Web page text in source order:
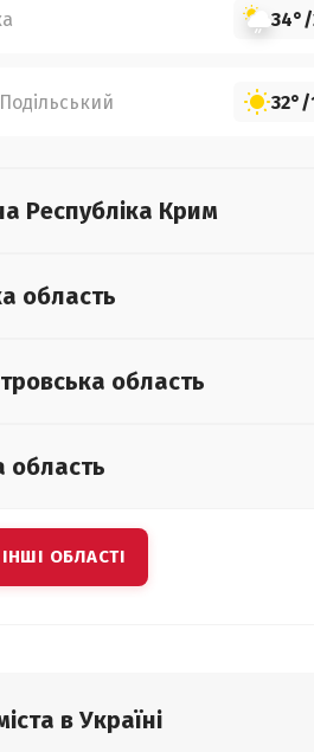
34°/
32°/
Республіка Крим
область
область
область
ОБЛАСТІ
в Україні